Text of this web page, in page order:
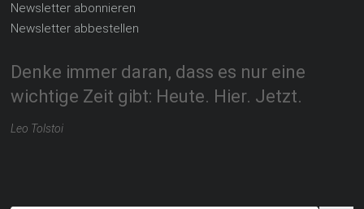
Newsletter abonnieren
Newsletter abbestellen
Denke immer daran, dass es nur eine
wichtige Zeit gibt: Heute. Hier. Jetzt.
Leo Tolstoi